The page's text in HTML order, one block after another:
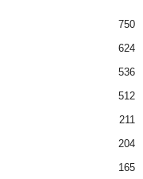
750
624
536
512
211
204
165